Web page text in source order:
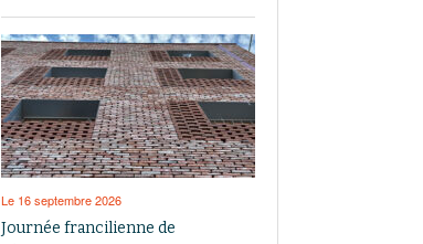
Le 16 septembre 2026
Journée francilienne de